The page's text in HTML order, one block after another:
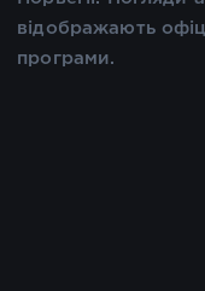
відображають
програми.